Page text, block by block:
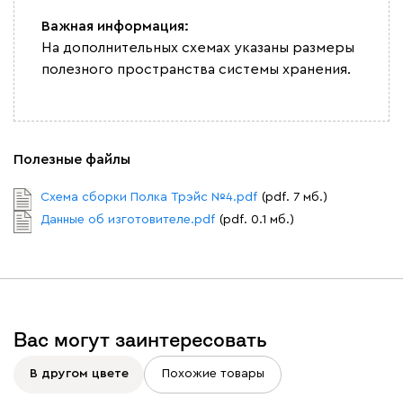
Важная информация:
На дополнительных схемах указаны размеры
полезного пространства системы хранения.
Полезные файлы
Схема сборки Полка Трэйс №4.pdf (pdf. 7 мб.)
Данные об изготовителе.pdf (pdf. 0.1 мб.)
Вас могут заинтересовать
В другом цвете Похожие товары